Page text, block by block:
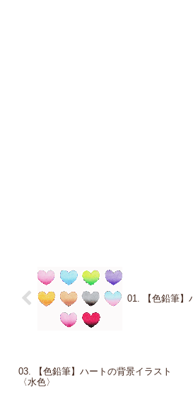
01. 【色鉛筆】
03. 【色鉛筆】ハートの背景イラスト
〈水色〉